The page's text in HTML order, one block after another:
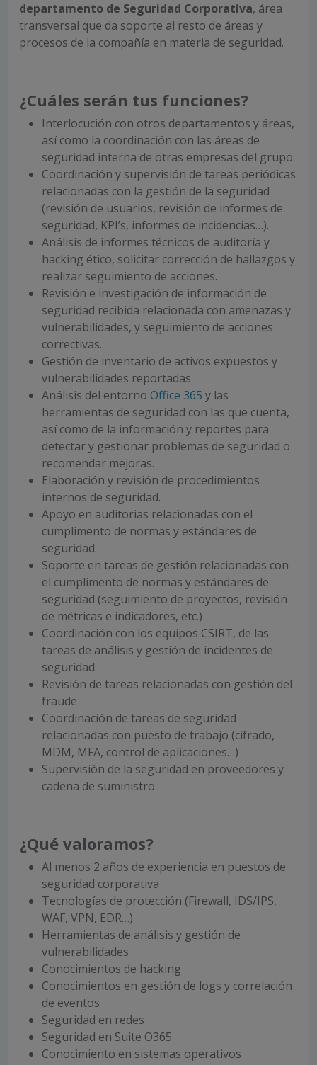
departamento de Seguridad Corporativa, área
transversal que da soporte al resto de áreas y
procesos de la compañía en materia de seguridad.
¿Cuáles serán tus funciones?
Interlocución con otros departamentos y áreas,
así como la coordinación con las áreas de
seguridad interna de otras empresas del grupo.
Coordinación y supervisión de tareas periódicas
relacionadas con la gestión de la seguridad
(revisión de usuarios, revisión de informes de
seguridad, KPI’s, informes de incidencias…).
Análisis de informes técnicos de auditoría y
hacking ético, solicitar corrección de hallazgos y
realizar seguimiento de acciones.
Revisión e investigación de información de
seguridad recibida relacionada con amenazas y
vulnerabilidades, y seguimiento de acciones
correctivas.
Gestión de inventario de activos expuestos y
vulnerabilidades reportadas
Análisis del entorno Office 365 y las
herramientas de seguridad con las que cuenta,
así como de la información y reportes para
detectar y gestionar problemas de seguridad o
recomendar mejoras.
Elaboración y revisión de procedimientos
internos de seguridad.
Apoyo en auditorias relacionadas con el
cumplimento de normas y estándares de
seguridad.
Soporte en tareas de gestión relacionadas con
el cumplimento de normas y estándares de
seguridad (seguimiento de proyectos, revisión
de métricas e indicadores, etc.)
Coordinación con los equipos CSIRT, de las
tareas de análisis y gestión de incidentes de
seguridad.
Revisión de tareas relacionadas con gestión del
fraude
Coordinación de tareas de seguridad
relacionadas con puesto de trabajo (cifrado,
MDM, MFA, control de aplicaciones…)
Supervisión de la seguridad en proveedores y
cadena de suministro
¿Qué valoramos?
Al menos 2 años de experiencia en puestos de
seguridad corporativa
Tecnologías de protección (Firewall, IDS/IPS,
WAF, VPN, EDR…)
Herramientas de análisis y gestión de
vulnerabilidades
Conocimientos de hacking
Conocimientos en gestión de logs y correlación
de eventos
Seguridad en redes
Seguridad en Suite O365
Conocimiento en sistemas operativos